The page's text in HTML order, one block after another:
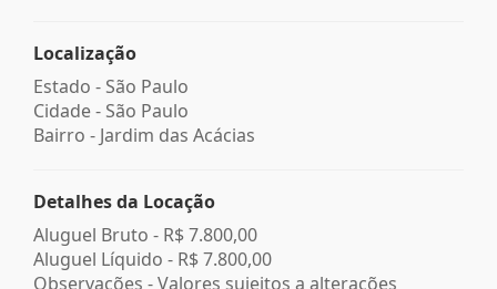
Localização
Estado - São Paulo
Cidade - São Paulo
Bairro - Jardim das Acácias
Detalhes da Locação
Aluguel Bruto - R$ 7.800,00
Aluguel Líquido - R$ 7.800,00
Observações - Valores sujeitos a alterações